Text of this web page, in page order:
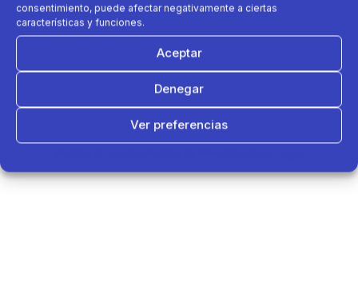
consentimiento, puede afectar negativamente a ciertas
características y funciones.
Aceptar
Denegar
Ver preferencias